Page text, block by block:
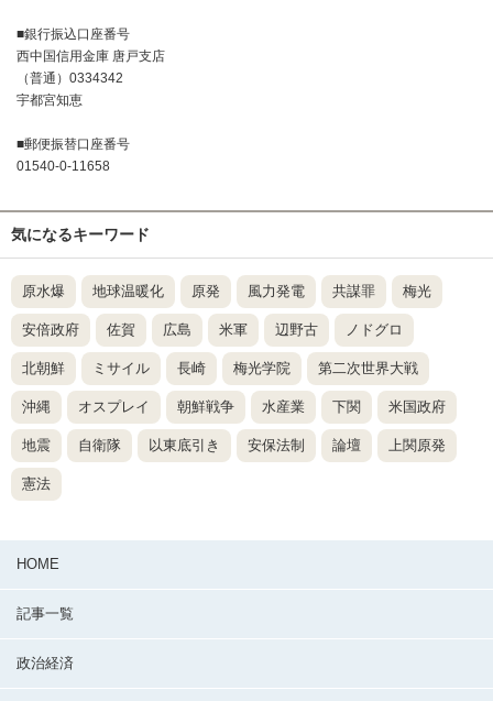
■銀行振込口座番号
西中国信用金庫 唐戸支店
（普通）0334342
宇都宮知恵
■郵便振替口座番号
01540-0-11658
気になるキーワード
原水爆 地球温暖化 原発 風力発電 共謀罪 梅光
安倍政府 佐賀 広島 米軍 辺野古 ノドグロ
北朝鮮 ミサイル 長崎 梅光学院 第二次世界大戦
沖縄 オスプレイ 朝鮮戦争 水産業 下関 米国政府
地震 自衛隊 以東底引き 安保法制 論壇 上関原発
憲法
HOME
記事一覧
政治経済